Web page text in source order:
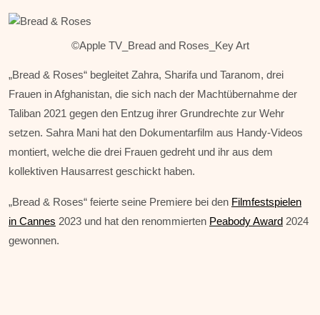
©Apple TV_Bread and Roses_Key Art
„Bread & Roses“ begleitet Zahra, Sharifa und Taranom, drei
Frauen in Afghanistan, die sich nach der Machtübernahme der
Taliban 2021 gegen den Entzug ihrer Grundrechte zur Wehr
setzen. Sahra Mani hat den Dokumentarfilm aus Handy-Videos
montiert, welche die drei Frauen gedreht und ihr aus dem
kollektiven Hausarrest geschickt haben.
„Bread & Roses“ feierte seine Premiere bei den Filmfestspielen
in Cannes 2023 und hat den renommierten Peabody Award 2024
gewonnen.